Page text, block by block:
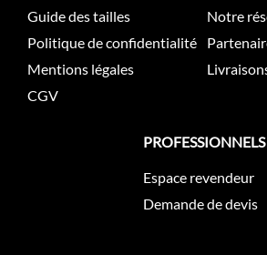
Guide des tailles
Politique de confidentialité
Mentions légales
CGV
Notre
PROFESSIONNELS
Espace revendeur
Demande de devis